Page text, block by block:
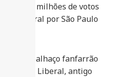
1,4 milhões de votos
federal por São Paulo
do palhaço fanfarrão
– Partido Liberal, antigo